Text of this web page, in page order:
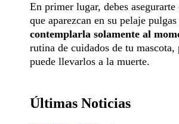
En primer lugar, debes
que aparezcan en su pelaje
contemplarla solamente al
rutina de cuidados de tu
puede llevarlos a la muerte.
Últimas Noticias